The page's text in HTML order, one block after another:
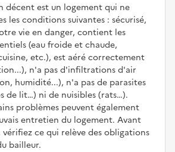
décent est un logement qui ne
les conditions suivantes : sécurisé,
vie en danger, contient les
(eau froide et chaude,
etc.), est aéré correctement
n'a pas d'infiltrations d'air
humidité...), n'a pas de parasites
de lit…) ni de nuisibles (rats…).
problèmes peuvent également
entretien du logement. Avant
ce qui relève des obligations
bailleur.